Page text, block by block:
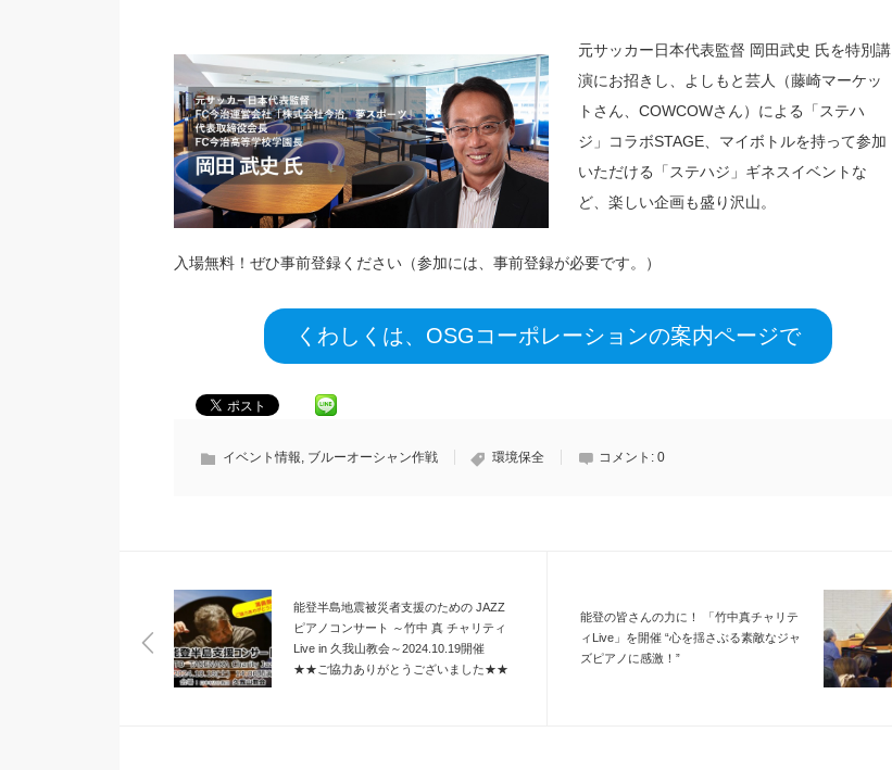
元サッカー日本代表監督 岡田武史 氏を特別講
演にお招きし、よしもと芸人（藤崎マーケッ
トさん、COWCOWさん）による「ステハ
ジ」コラボSTAGE、マイボトルを持って参加
いただける「ステハジ」ギネスイベントな
ど、楽しい企画も盛り沢山。
入場無料！ぜひ事前登録ください（参加には、事前登録が必要です。）
くわしくは、OSGコーポレーションの案内ページで
イベント情報 ブルーオーシャン作戦 環境保全 コメント: 0
能登半島地震被災者支援のための JAZZ
ピアノコンサート ～竹中 真 チャリティ
Live in 久我山教会～2024.10.19開催
★★ご協力ありがとうございました★★
能登の皆さんの力に！ 「竹中真チャリテ
ィLive」を開催 “心を揺さぶる素敵なジャ
ズピアノに感激！”